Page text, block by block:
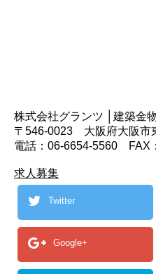
株式会社グランツ │建築金
〒546-0023 大阪府大阪市
電話：06-6654-5560 FAX
求人募集
Twitter
Google+